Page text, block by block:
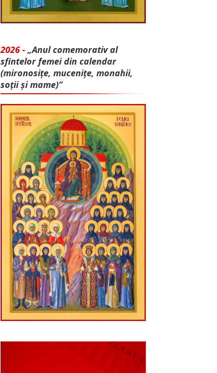
2026 - „Anul comemorativ al
sfintelor femei din calendar
(mironosițe, mu­cenițe, monahii,
soții și mame)”